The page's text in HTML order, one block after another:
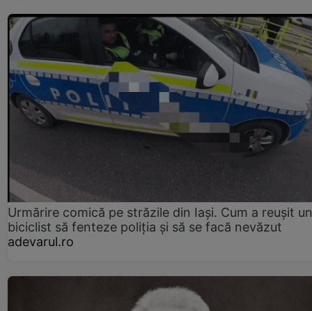
Urmărire comică pe străzile din Iași. Cum a reușit un
biciclist să fenteze poliția și să se facă nevăzut
adevarul.ro